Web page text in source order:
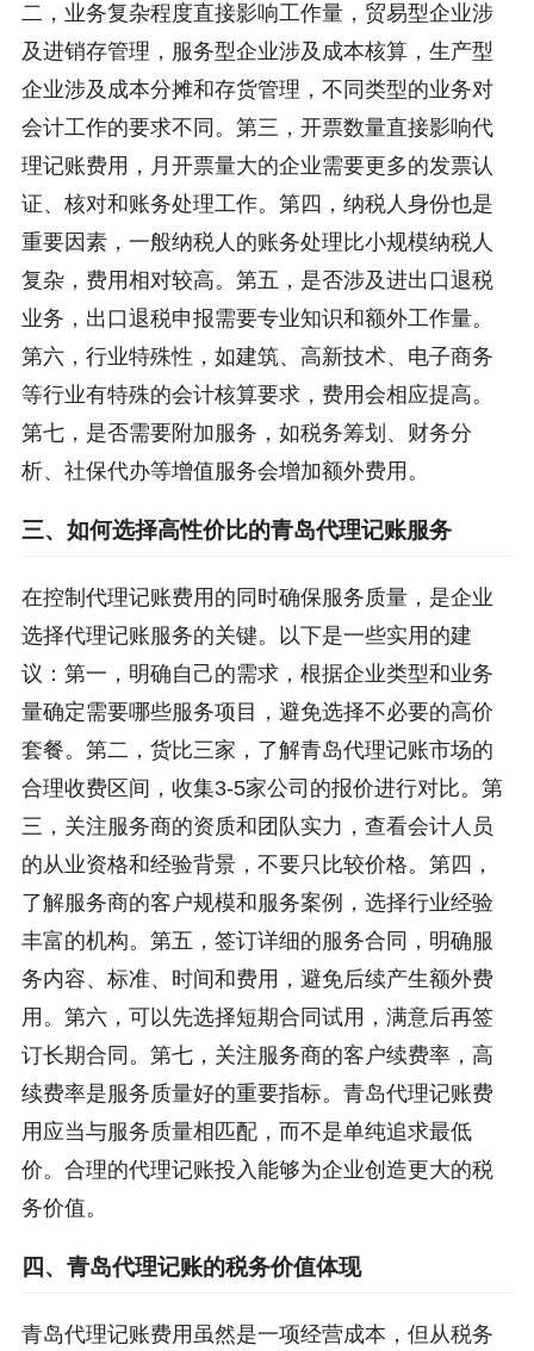
二，业务复杂程度直接影响工作量，贸易型企业涉
及进销存管理，服务型企业涉及成本核算，生产型
企业涉及成本分摊和存货管理，不同类型的业务对
会计工作的要求不同。第三，开票数量直接影响代
理记账费用，月开票量大的企业需要更多的发票认
证、核对和账务处理工作。第四，纳税人身份也是
重要因素，一般纳税人的账务处理比小规模纳税人
复杂，费用相对较高。第五，是否涉及进出口退税
业务，出口退税申报需要专业知识和额外工作量。
第六，行业特殊性，如建筑、高新技术、电子商务
等行业有特殊的会计核算要求，费用会相应提高。
第七，是否需要附加服务，如税务筹划、财务分
析、社保代办等增值服务会增加额外费用。
三、如何选择高性价比的青岛代理记账服务
在控制代理记账费用的同时确保服务质量，是企业
选择代理记账服务的关键。以下是一些实用的建
议：第一，明确自己的需求，根据企业类型和业务
量确定需要哪些服务项目，避免选择不必要的高价
套餐。第二，货比三家，了解青岛代理记账市场的
合理收费区间，收集3-5家公司的报价进行对比。第
三，关注服务商的资质和团队实力，查看会计人员
的从业资格和经验背景，不要只比较价格。第四，
了解服务商的客户规模和服务案例，选择行业经验
丰富的机构。第五，签订详细的服务合同，明确服
务内容、标准、时间和费用，避免后续产生额外费
用。第六，可以先选择短期合同试用，满意后再签
订长期合同。第七，关注服务商的客户续费率，高
续费率是服务质量好的重要指标。青岛代理记账费
用应当与服务质量相匹配，而不是单纯追求最低
价。合理的代理记账投入能够为企业创造更大的税
务价值。
四、青岛代理记账的税务价值体现
青岛代理记账费用虽然是一项经营成本，但从税务